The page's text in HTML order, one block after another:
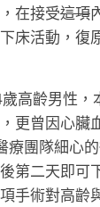
在接受這項
床活動，復
高齡男性，
更曾因心臟
療團隊細心
第二天即可
手術對高齡